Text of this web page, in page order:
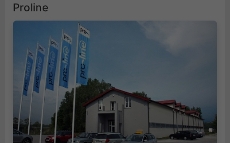
Proline